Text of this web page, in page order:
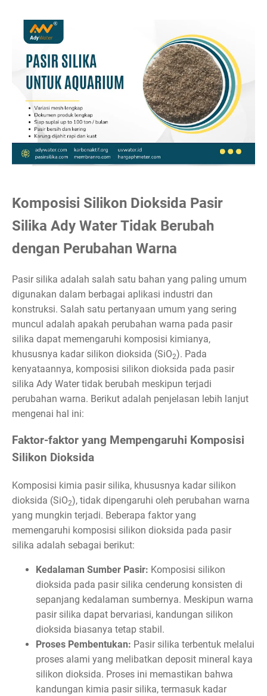
Komposisi Silikon Dioksida Pasir
Silika Ady Water Tidak Berubah
dengan Perubahan Warna
Pasir silika adalah salah satu bahan yang paling umum
digunakan dalam berbagai aplikasi industri dan
konstruksi. Salah satu pertanyaan umum yang sering
muncul adalah apakah perubahan warna pada pasir
silika dapat memengaruhi komposisi kimianya,
khususnya kadar silikon dioksida (SiO2). Pada
kenyataannya, komposisi silikon dioksida pada pasir
silika Ady Water tidak berubah meskipun terjadi
perubahan warna. Berikut adalah penjelasan lebih lanjut
mengenai hal ini:
Faktor-faktor yang Mempengaruhi Komposisi
Silikon Dioksida
Komposisi kimia pasir silika, khususnya kadar silikon
dioksida (SiO2), tidak dipengaruhi oleh perubahan warna
yang mungkin terjadi. Beberapa faktor yang
memengaruhi komposisi silikon dioksida pada pasir
silika adalah sebagai berikut:
Kedalaman Sumber Pasir: Komposisi silikon
dioksida pada pasir silika cenderung konsisten di
sepanjang kedalaman sumbernya. Meskipun warna
pasir silika dapat bervariasi, kandungan silikon
dioksida biasanya tetap stabil.
Proses Pembentukan: Pasir silika terbentuk melalui
proses alami yang melibatkan deposit mineral kaya
silikon dioksida. Proses ini memastikan bahwa
kandungan kimia pasir silika, termasuk kadar